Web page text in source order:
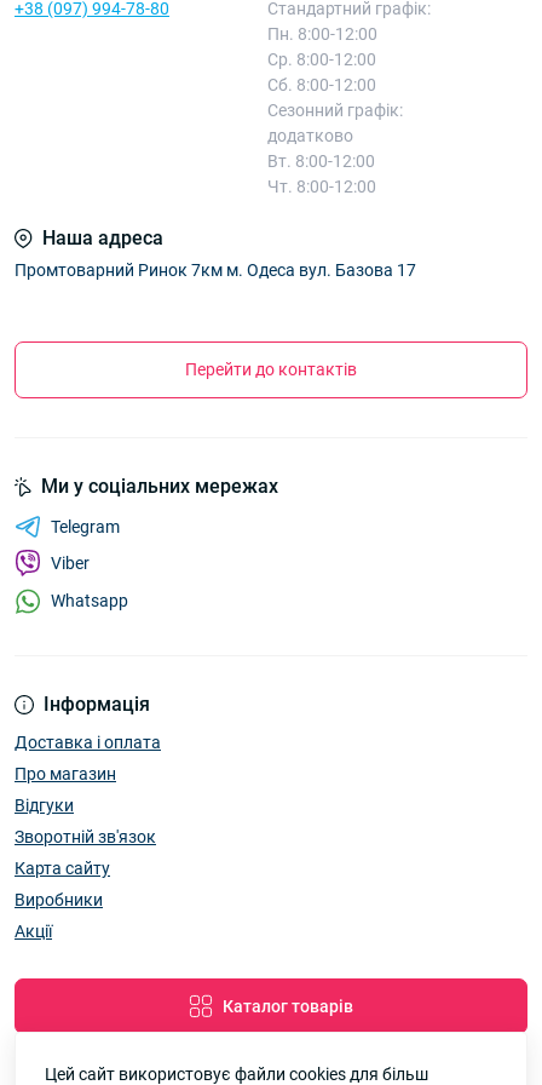
+38 (097) 994-78-80
Стандартний графік:
Пн. 8:00-12:00
Ср. 8:00-12:00
Сб. 8:00-12:00
Сезонний графік:
додатково
Вт. 8:00-12:00
Чт. 8:00-12:00
Наша адреса
Промтоварний Ринок 7км м. Одеса вул. Базова 17
Перейти до контактів
Інформація
Доставка і оплата
Про магазин
Відгуки
Зворотній зв'язок
Карта сайту
Виробники
Акції
Каталог товарів
Ми у соціальних мережах
Telegram
Viber
Whatsapp
Цей сайт використовує файли cookies для більш